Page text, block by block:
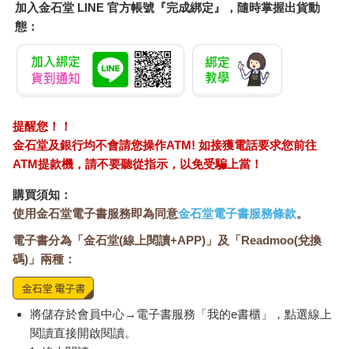
加入金石堂 LINE 官方帳號『完成綁定』，隨時掌握出貨動
態：
提醒您！！
金石堂及銀行均不會請您操作ATM! 如接獲電話要求您前往
ATM提款機，請不要聽從指示，以免受騙上當！
購買須知：
使用金石堂電子書服務即為同意金石堂電子書服務條款。
電子書分為「金石堂(線上閱讀+APP)」及「Readmoo(兌換
碼)」兩種：
將儲存於會員中心→電子書服務「我的e書櫃」，點選線上
閱讀直接開啟閱讀。